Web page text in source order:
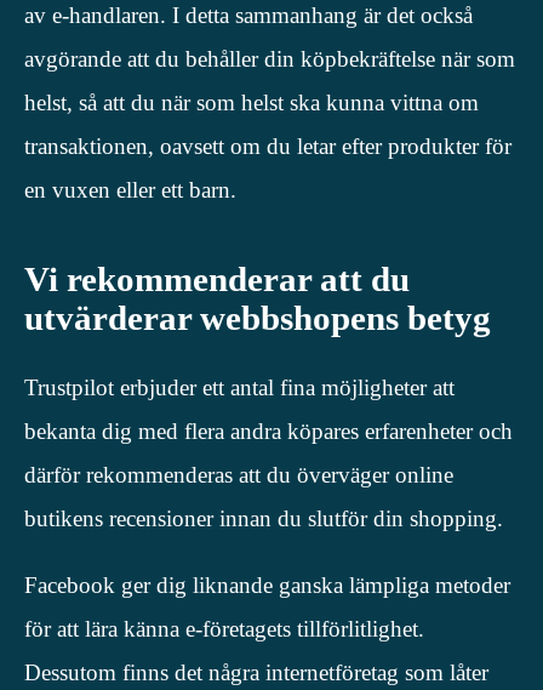
av e-handlaren. I detta sammanhang är det också
avgörande att du behåller din köpbekräftelse när som
helst, så att du när som helst ska kunna vittna om
transaktionen, oavsett om du letar efter produkter för
en vuxen eller ett barn.
Vi rekommenderar att du
utvärderar webbshopens betyg
Trustpilot erbjuder ett antal fina möjligheter att
bekanta dig med flera andra köpares erfarenheter och
därför rekommenderas att du överväger online
butikens recensioner innan du slutför din shopping.
Facebook ger dig liknande ganska lämpliga metoder
för att lära känna e-företagets tillförlitlighet.
Dessutom finns det några internetföretag som låter